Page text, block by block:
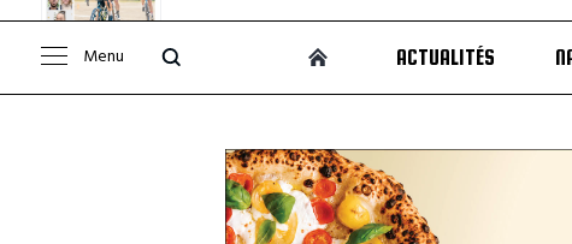
Consulter le
Menu ACTUALITÉS